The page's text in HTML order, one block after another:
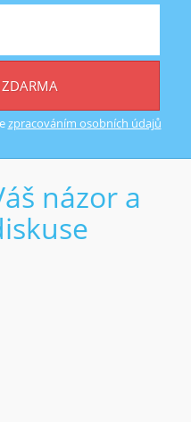
ZDARMA
zpracováním osobních údajů
názor a